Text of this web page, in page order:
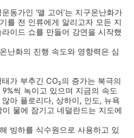
동가인 ‘앨 고어’는 지구온난화가
를 전 인류에게 알리고자 모든 지
이드 쇼를 만들어 강연을 시작했
난화의 진행 속도와 영향력은 심
가 부추긴 CO₂의 증가는 북극의
씩 녹이고 있으며 지금의 속도
아 플로리다, 상하이, 인도, 뉴욕
물에 잠기고 네덜란드는 지도에
빙하를 식수원으로 사용하고 있